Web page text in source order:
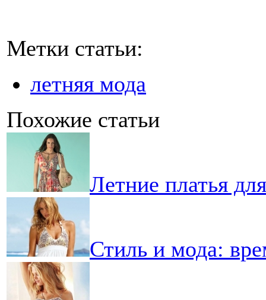
Метки статьи:
летняя мода
Похожие статьи
Летние платья
Стиль и мода: